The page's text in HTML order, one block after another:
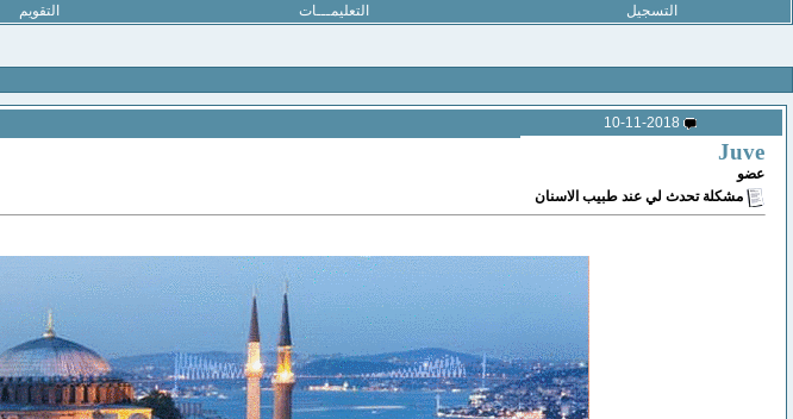
التسجيل التعليمـــات التقويم
10-11-2018
Juve
عضو
مشكلة تحدث لي عند طبيب الاسنان